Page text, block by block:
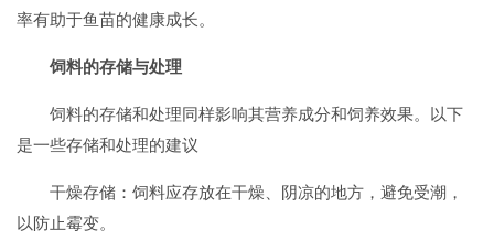
率有助于鱼苗的健康成长。
饲料的存储与处理
饲料的存储和处理同样影响其营养成分和饲养效果。以下
是一些存储和处理的建议
干燥存储：饲料应存放在干燥、阴凉的地方，避免受潮，
以防止霉变。